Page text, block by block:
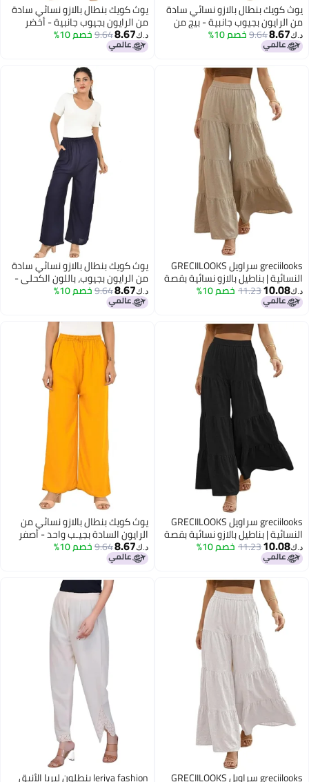
بنطال بالازو نسائي سادة
بجيوب جانبية - بيج من
9.64خصم 10%
يوث كويك بنطال بالازو نسائي سادة
من الرايون بجيوب جانبية - أخضر
داكن (YOUTHQUAKE) 8.67
9.64خصم 10%
greciilooks سراويل GRECIILOOKS
| بناطيل بالازو نسائية بقصة
خصر مطاطي | ملابس
والاسترخاء
11.23خصم 10%
يوث كويك بنطال بالازو نسائي سادة
من الرايون بجيوب، باللون الكحلي -
YOUTHQUAKE
8.67
9.64خصم 10%
greciilooks سراويل GRECIILOOKS
| بناطيل بالازو نسائية بقصة
خصر مطاطي | ملابس
والاسترخاء
11.23خصم 10%
يوث كويك بنطال بالازو نسائي من
الرايون السادة بجيـب واحد - أصفر
8.67
9.64خصم 10%
greciilooks سراويل GRECIILOOKS leriya fashion بنطلون ليريا الأنيق